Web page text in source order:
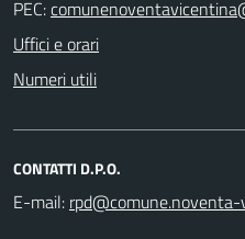
PEC:
Uffici e orari
Numeri utili
CONTATTI D.P.O.
E-mail: